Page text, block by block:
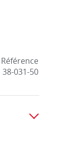
Référence
38-031-50